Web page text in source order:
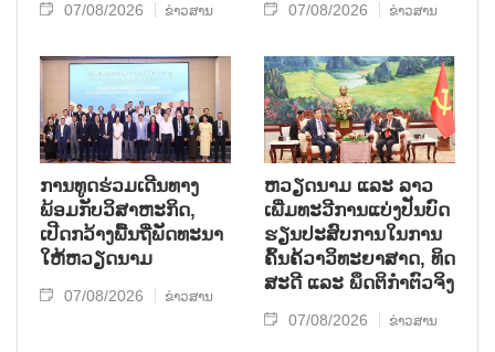
07/08/2026 ຂ່າວສານ 07/08/2026 ຂ່າວສານ
ການ​ທູດ​ຮ່ວມ​ເດີນ​ທາງ​
ພ້ອມກັບ​ວິ​ສາ​ຫະ​ກ​ິດ,
ເປີດກວ້າງ​ພື້ນ​ຖີ່​ພັດ​ທະ​ນາ​
ໃຫ້​ຫວຽດ​ນາມ
07/08/2026 ຂ່າວສານ
ຫວຽດ​ນາມ ແລະ ລາວ​
ເພີ່ມ​ທະ​ວີ​ການ​ແບ່​ງ​ປັນ​ບົດ​
ຮຽນ​ປະ​ສົບ​ການ​ໃນ​ການ​
ຄົ້ນ​ຄ້​ວາ​ວິ​ທະ​ຍາ​ສາດ, ທິດ​
ສະ​ດີ ແລະ ພຶດ​ຕິ​ກຳຕົວ​ຈິງ
07/08/2026 ຂ່າວສານ